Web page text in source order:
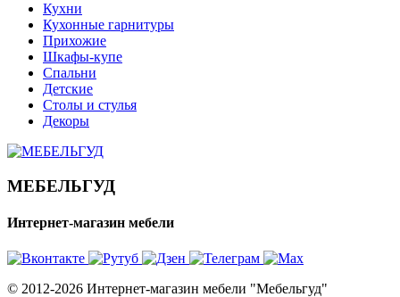
Кухни
Кухонные гарнитуры
Прихожие
Шкафы-купе
Спальни
Детские
Столы и стулья
Декоры
МЕБЕЛЬГУД
Интернет-магазин мебели
© 2012-2026 Интернет-магазин мебели "Мебельгуд"